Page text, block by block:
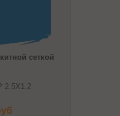
сеткой
2.5Х1.2